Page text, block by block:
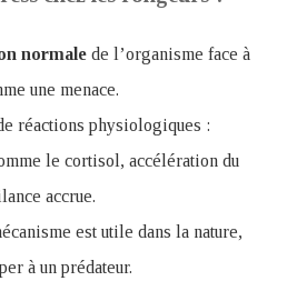
normale de l’organisme face à
une menace.
réactions physiologiques :
le cortisol, accélération du
accrue.
est utile dans la nature,
à un prédateur.